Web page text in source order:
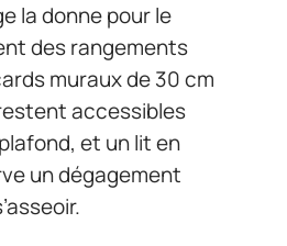
la donne pour le
des rangements
muraux de 30 cm
accessibles
et un lit en
un dégagement